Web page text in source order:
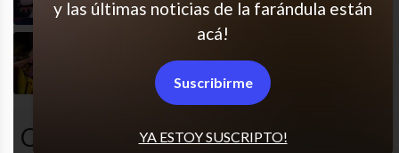
Ese momento glorioso
ComentariosYA ESTOY SUSCRIPTO!
y las últimas noticias de la farándula están
acá!
Suscribirme